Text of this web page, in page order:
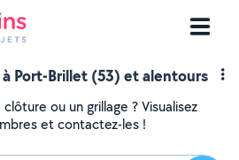
Port-Brillet (53) et alentours
ou un grillage ? Visualisez
et contactez-les !